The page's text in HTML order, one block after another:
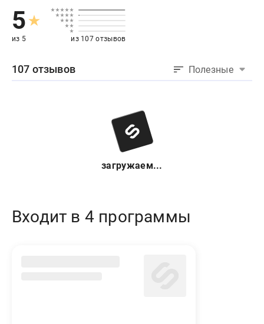
5
из 5 из 107 отзывов
107 отзывов Полезные
загружаем...
Входит в 4 программы